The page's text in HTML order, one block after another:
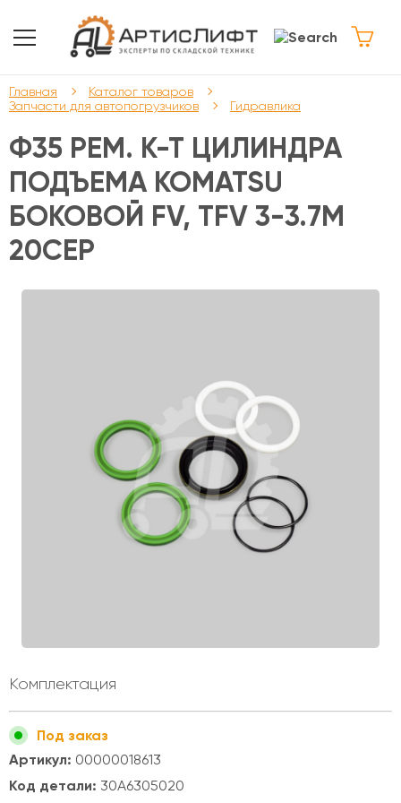
Главная
Каталог товаров
Запчасти для автопогрузчиков
Гидравлика
Ф35 РЕМ. К-Т ЦИЛИНДРА
ПОДЪЕМА KOMATSU
БОКОВОЙ FV, TFV 3-3.7М
20СЕР
Комплектация
Под заказ
Артикул: 00000018613
Код детали: 30A6305020